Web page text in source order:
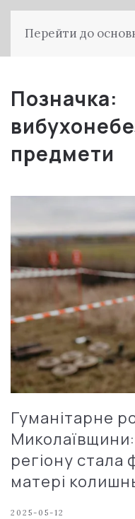
Перейти до
Позначка:
предмети
Гуманітарне
регіону стала
матері
2025-05-12